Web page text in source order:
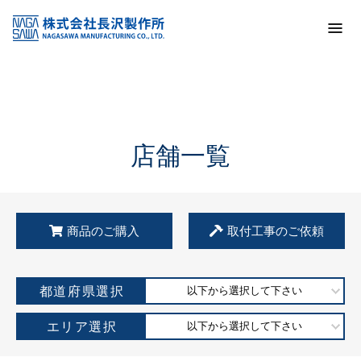
KSS加盟店・取扱店情報
店舗一覧
店舗一覧
商品のご購入 取付工事のご依頼
都道府県選択 以下から選択して下さい
エリア選択 以下から選択して下さい